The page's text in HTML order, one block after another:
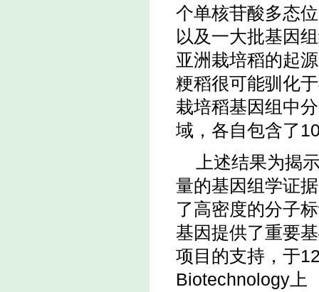
个单核苷酸多态
以及一大批基因
亚洲栽培稻的起
粳稻很可能驯化
栽培稻基因组中
域，各自包含了
上述结果为揭
量的基因组学证
了高密度的分子
基因提供了重要
项目的支持，于
Biotechnology上